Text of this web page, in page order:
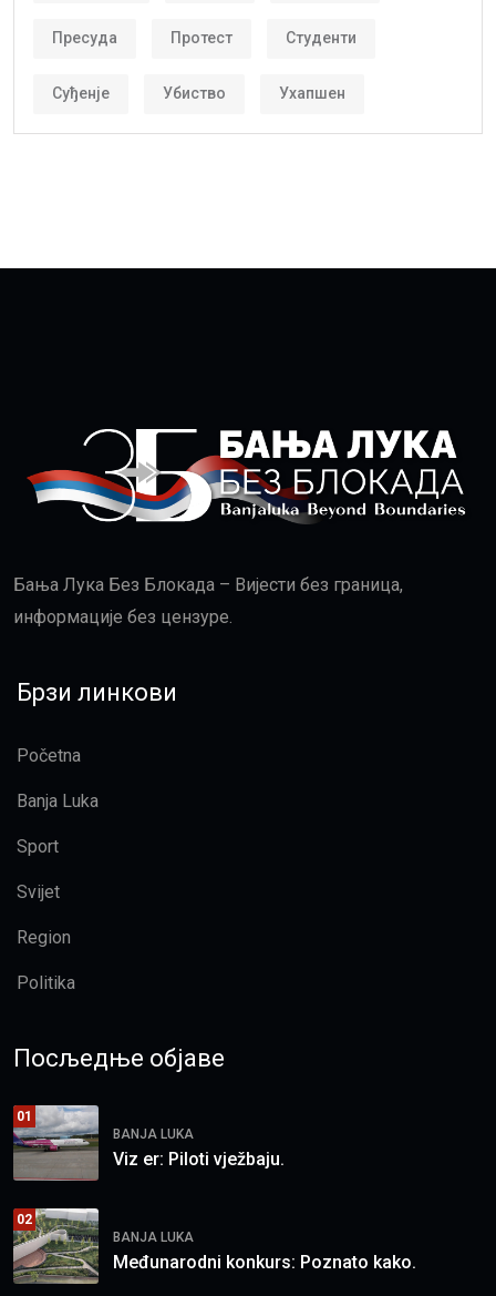
Пресуда Протест Студенти
Суђенје Убиство Ухапшен
Бања Лука Без Блокада – Вијести без граница,
информације без цензуре.
Брзи линкови
Početna
Banja Luka
Sport
Svijet
Region
Politika
Посљедње објаве
01
BANJA LUKA
Viz er: Piloti vježbaju.
02
BANJA LUKA
Međunarodni konkurs: Poznato kako.